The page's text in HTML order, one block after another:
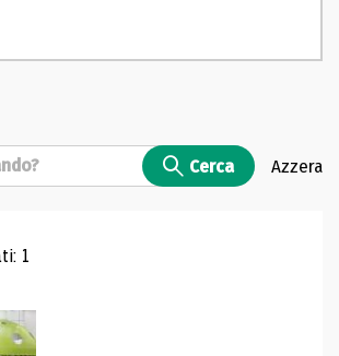
Cerca Azzera
di ricerca
1